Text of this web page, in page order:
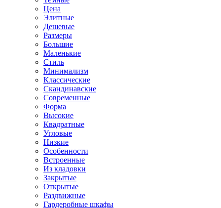
Цена
Элитные
Дешевые
Размеры
Большие
Маленькие
Стиль
Минимализм
Классические
Скандинавские
Современные
Форма
Высокие
Квадратные
Угловые
Низкие
Особенности
Встроенные
Из кладовки
Закрытые
Открытые
Раздвижные
Гардеробные шкафы